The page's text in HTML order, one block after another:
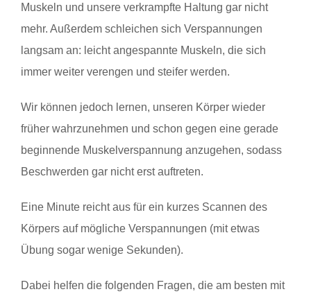
Muskeln und unsere verkrampfte Haltung gar nicht
mehr. Außerdem schleichen sich Verspannungen
langsam an: leicht angespannte Muskeln, die sich
immer weiter verengen und steifer werden.
Wir können jedoch lernen, unseren Körper wieder
früher wahrzunehmen und schon gegen eine gerade
beginnende Muskelverspannung anzugehen, sodass
Beschwerden gar nicht erst auftreten.
Eine Minute reicht aus für ein kurzes Scannen des
Körpers auf mögliche Verspannungen (mit etwas
Übung sogar wenige Sekunden).
Dabei helfen die folgenden Fragen, die am besten mit